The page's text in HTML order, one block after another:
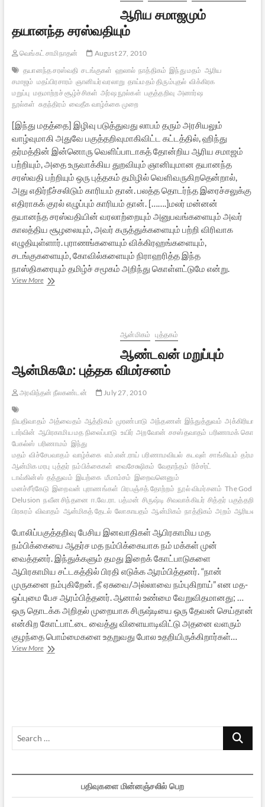
ஆரிய சமாஜமும்
தயானந்த சரஸ்வதியும்
வெங்கட் சாமிநாதன்
August 27, 2010
தயானந்த சரஸ்வதி சடங்குகள் ஹலால் நாத்திகம் இந்து மதம் ஆரிய
சமாஜம் மதப்பிரசாரம் ஞானியர் வரலாறு தாய்மதம் திரும்புதல் விக்கிரக
மறுப்பு மதமாற்றச் சூழ்ச்சிகள் அர்ஷ நூல்கள் பகுத்தறிவு அனார்ஷ
நூல்கள் சுதந்திரம் வைதீக வாழ்க்கை முறை
[இந்து மதத்தை] இழிவு படுத்துவது லாபம் தரும் அரசியலும்
வாழ்வுமாகி அதுவே பகுத்தறிவுமாகிவிட்ட கட்டத்தில், ஹிந்து
தர்மத்தின் இன்னொரு வெளிப்பாடாகத் தோன்றிய ஆரிய சமாஜம்
பற்றியும், அதை உருவாக்கிய துறவியும் ஞானியுமான தயானந்த
சரஸ்வதி பற்றியும் ஒரு புத்தகம் தமிழில் வெளிவருகிறதென்றால்,
அது எதிர்நீச்சலிடும் காரியம் தான். பலத்த தொடர்ந்த இரைச்சலுக்கு
எதிராகக் குரல் எழுப்பும் காரியம் தான். […….]மலர் மன்னன்
தயானந்த சரஸ்வதியின் வரலாற்றையும் அனுபவங்களையும் அவர்
காலத்திய சூழலையும், அவர் கருத்துக்களையும் பற்றி விரிவாக
எழுதியுள்ளார். புராணங்களையும் விக்கிரஹங்களையும்,
சடங்குகளையும், கோவில்களையும் நிராஹரித்த இந்த
நாஸ்திகரையும் தமிழ்ச் சமூகம் அறிந்து கொள்ளட்டுமே என்று.
View Moreஆரிய
ஆன்மிகம் புத்தகம்
ஆண்டவன் மறுப்பும்
ஆன்மிகமே: புத்தக விமர்சனம்
அரவிந்தன் நீலகண்டன் July 27, 2010
நியதிவாதம் அத்வைதம் ஆத்திகம் முரண்பாடு அந்தணன் இந்துத்துவம்
டார்வின் ஆபிரகாமிய மத நிலைப்பாடு உயிர் அறவோன் சசஸ்தவாதம் பரிணாமக்
பேகல்ஸ் பரிணாமம் இந்து
மதம் விச்சேபவாதம் வாழ்க்கை எம்.என்.ராய் பரிணாமவியல் கடவுள் சாங்கியம் தர்மம்
ஆன்மிக மரபு புத்தர் நம்பிக்கைகள் வைசேக்ஷிகம் வேதாந்தம் ரிச்சர்ட்
டாவ்கின்ஸ் தத்துவம் இயற்கை மீமாம்சம் இறைவனெனும்
மனச்சீர்கேடு இறைவன் புராணங்கள் பிரபஞ்சத் தோற்றம் நூல் விமர்சனம் The God
Delusion நவீன சிந்தனை ஈ.வே.ரா. பத்மன் சிருஷ்டி சிவவாக்கியர் சித்தர் பகுத்தறிவு
பிரசுரம் விவாதம் ஆன்மிகத் தேடல் லோகாயதம் ஆன்மிகம் நாத்திகம் அறம் ஆரியன்
போலிப்பகுத்தறிவு பேசிய இனவாதிகள் ஆபிரகாமிய மத
நம்பிக்கையை ஆதர்ச மத நம்பிக்கையாக நம் மக்கள் முன்
வைத்தனர். இந்துக்களும் தமது இறைக் கோட்பாடுகளை
ஆபிரகாமிய சட்டகத்தில் பிரதி எடுக்க ஆரம்பித்தனர். “நான்
முருகனை நம்புகிறேன். நீ ஏசுவை/அல்லாவை நம்புகிறாய்” என மத-
ஒப்புமை பேச ஆரம்பித்தனர். ஆனால் உண்மை வேறுவிதமானது; …
ஒரு தொடக்க அறிதல் முறையாக சிருஷ்டியை ஒரு தேவன் செய்தான்
என்கிற கோட்பாட்டை வைத்து விளையாடிவிட்டு அதனை வளரும்
குழந்தை பொம்மைகளை உதறுவது போல உதறியிருக்கிறார்கள்…
View Moreஆண்டவன்
Search
பதிவுகளை மின்னஞ்சலில் பெற